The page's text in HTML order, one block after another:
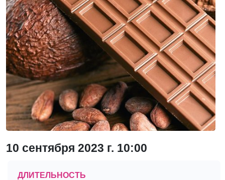
10 сентября 2023 г. 10:00
ДЛИТЕЛЬНОСТЬ